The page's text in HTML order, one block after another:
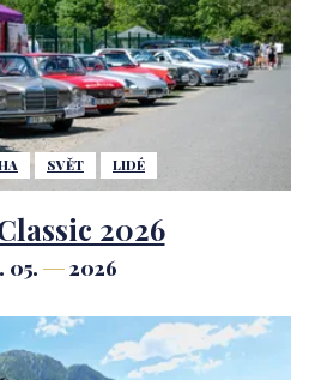
SVĚT LIDÉ
2026
05. 2026